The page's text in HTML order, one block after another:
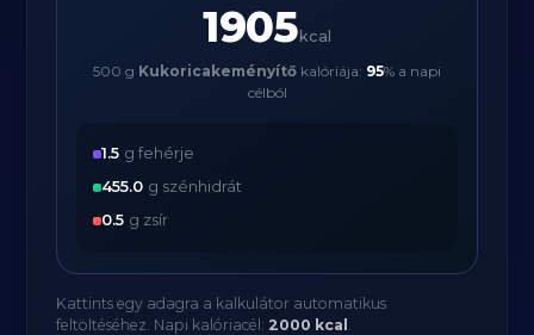
1905 kcal
500 g Kukoricakeményítő kalóriája: 95% a napi
célból
1.5 g fehérje
455.0 g szénhidrát
0.5 g zsír
Kattints egy adagra a kalkulátor automatikus
feltöltéséhez. Napi kalóriacél: 2000 kcal .